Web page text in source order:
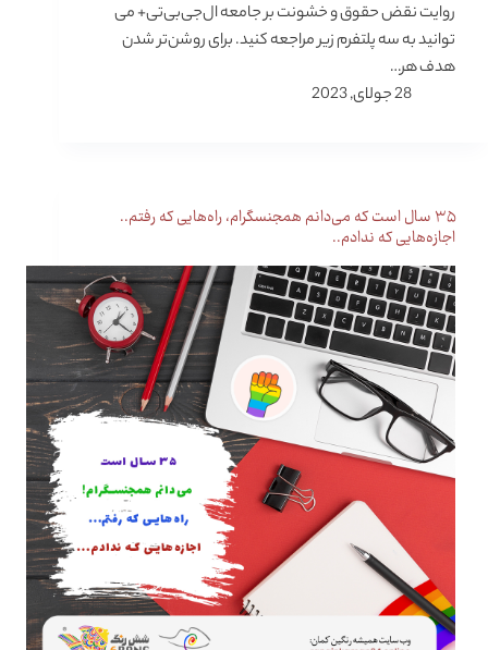
روایت‌ نقض حقوق و خشونت بر جامعه ال‌جی‌بی‌تی+ می
توانید به سه پلتفرم زیر مراجعه کنید. برای روشن‌تر شدن
هدف هر…
28 جولای, 2023
۳۵ سال است که می‌دانم همجنسگرام، راه‌هایی که رفتم..
اجازه‌هایی که ندادم..